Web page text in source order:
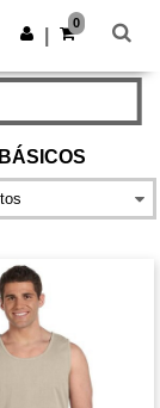
Descargar app
0
BÁSICOS